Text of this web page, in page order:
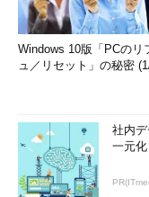
Windows 10版「PCのリ
ュ／リセット」の秘密
社内
一元化